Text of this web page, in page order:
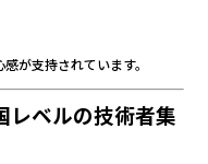
が支持されています。
ベルの技術者集